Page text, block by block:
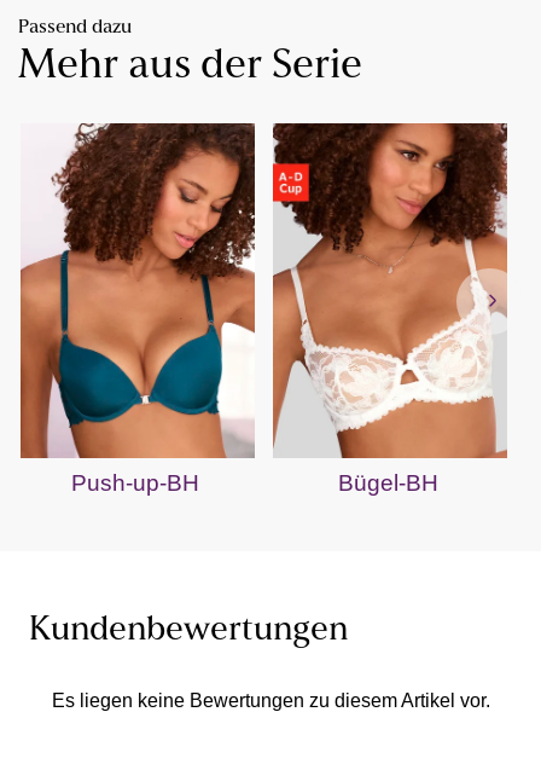
Passend dazu
Mehr aus der Serie
Push-up-BH Bügel-BH
Kundenbewertungen
Es liegen keine Bewertungen zu diesem Artikel vor.